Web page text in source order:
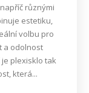
různými
estetiku,
volbu pro
která...